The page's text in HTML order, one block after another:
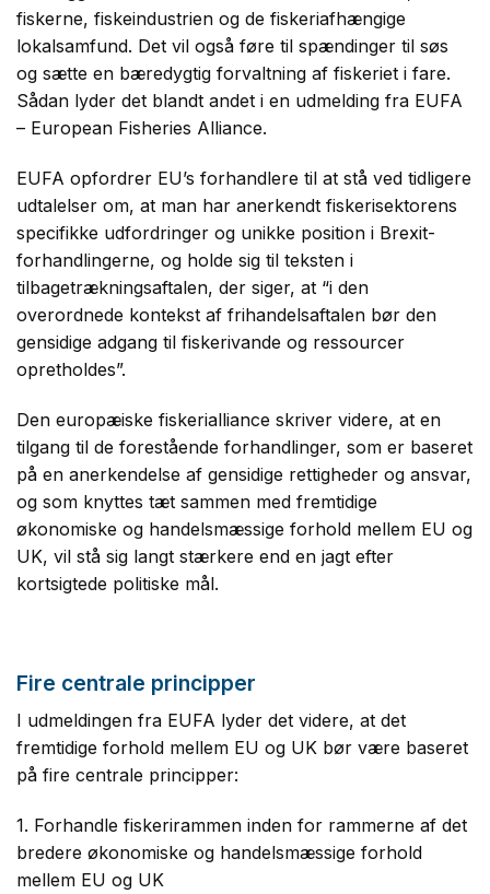
fiskerne, fiskeindustrien og de fiskeriafhængige
lokalsamfund. Det vil også føre til spændinger til søs
og sætte en bæredygtig forvaltning af fiskeriet i fare.
Sådan lyder det blandt andet i en udmelding fra EUFA
– European Fisheries Alliance.
EUFA opfordrer EU’s forhandlere til at stå ved tidligere
udtalelser om, at man har anerkendt fiskerisektorens
specifikke udfordringer og unikke position i Brexit-
forhandlingerne, og holde sig til teksten i
tilbagetrækningsaftalen, der siger, at “i den
overordnede kontekst af frihandelsaftalen bør den
gensidige adgang til fiskerivande og ressourcer
opretholdes”.
Den europæiske fiskerialliance skriver videre, at en
tilgang til de forestående forhandlinger, som er baseret
på en anerkendelse af gensidige rettigheder og ansvar,
og som knyttes tæt sammen med fremtidige
økonomiske og handelsmæssige forhold mellem EU og
UK, vil stå sig langt stærkere end en jagt efter
kortsigtede politiske mål.
Fire centrale principper
I udmeldingen fra EUFA lyder det videre, at det
fremtidige forhold mellem EU og UK bør være baseret
på fire centrale principper:
1. Forhandle fiskerirammen inden for rammerne af det
bredere økonomiske og handelsmæssige forhold
mellem EU og UK